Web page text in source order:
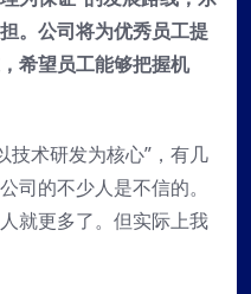
。公司将为优秀员工提
希望员工能够把握机
技术研发为核心”，有几
司的不少人是不信的。
就更多了。但实际上我